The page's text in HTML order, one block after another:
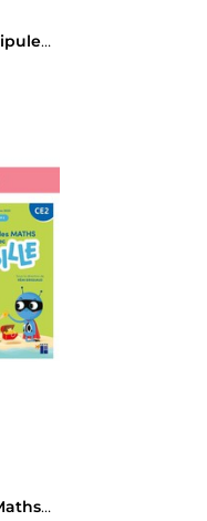
53 Lecons A Manipuler En Sciences
J'apprends Les Maths Avec Picbille : Ce2 ; Fichier De L'eleve En 2 Volumes